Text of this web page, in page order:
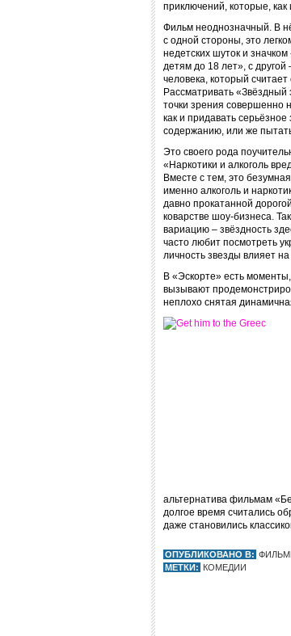
приключений, которые, как
Фильм неоднозначный. В
с одной стороны, это
недетских шуток и
детям до 18 лет», с другой
человека, который
Рассматривать «Звёздный
точки зрения совершенно
как и придавать серьёзное
содержанию, или же
Это своего рода
«Наркотики и алкоголь
Вместе с тем, это
именно алкоголь и
давно прокатанной
коварстве шоу-бизнеса.
вариацию – звёздность
часто любит посмотреть
личность звезды влияет
В «Эскорте» есть
вызывают
неплохо снятая
альтернатива фильмам
долгое время считались
даже становились
ОПУБЛИКОВАНО В:
МЕТКИ: КОМЕДИИ